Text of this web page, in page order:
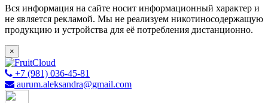
Вся информация на сайте носит информационный характер и
не является рекламой. Мы не реализуем никотиносодержащую
продукцию и устройства для её потребления дистанционно.
×
+7 (981) 036-45-81
aurum.aleksandra@gmail.com